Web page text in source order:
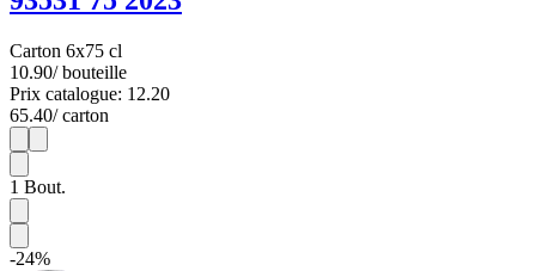
Carton 6x75 cl
10.90/ bouteille
Prix catalogue: 12.20
65.40/ carton
1
1 Bout.
-24%